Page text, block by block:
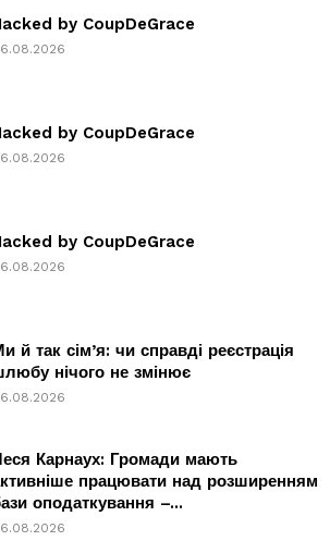
by CoupDeGrace
by CoupDeGrace
by CoupDeGrace
й так сім’я: чи справді реєстрація
нічого не змінює
Карнаух: Громади мають
працювати над розширенням
оподаткування –...